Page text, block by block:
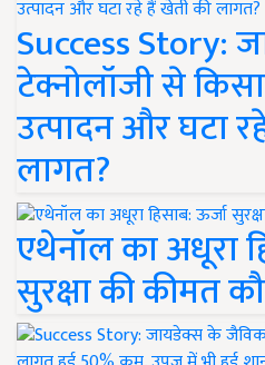
Success Story:
टेक्नोलॉजी से
उत्पादन और घटा
लागत?
एथेनॉल का अधूरा
सुरक्षा की कीमत